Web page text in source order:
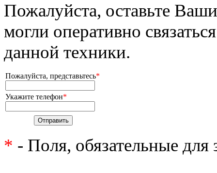
Пожалуйста, оставьте
могли оперативно
данной техники.
Пожалуйста, представьтесь*
Укажите телефон*
* - Поля, обязательные для